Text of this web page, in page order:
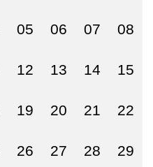
05 06 07 08
12 13 14 15
19 20 21 22
26 27 28 29